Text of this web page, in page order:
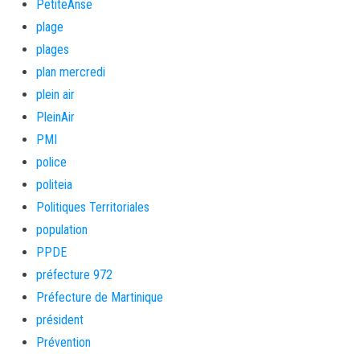
PetiteAnse
plage
plages
plan mercredi
plein air
PleinAir
PMI
police
politeia
Politiques Territoriales
population
PPDE
préfecture 972
Préfecture de Martinique
président
Prévention